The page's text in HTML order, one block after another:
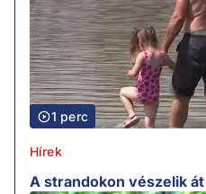
1 perc
Hírek
A strandokon vészelik